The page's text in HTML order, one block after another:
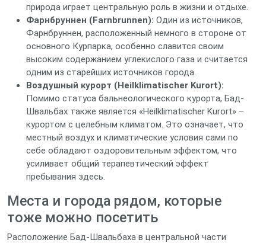
природа играет центральную роль в жизни и отдыхе.
Фарнбруннен (Farnbrunnen): Один из источников,
Фарнбруннен, расположенный немного в стороне от
основного Курпарка, особенно славится своим
высоким содержанием углекислого газа и считается
одним из старейших источников города.
Воздушный курорт (Heilklimatischer Kurort):
Помимо статуса бальнеологического курорта, Бад-
Швальбах также является «Heilklimatischer Kurort» –
курортом с целебным климатом. Это означает, что
местный воздух и климатические условия сами по
себе обладают оздоровительным эффектом, что
усиливает общий терапевтический эффект
пребывания здесь.
Места и города рядом, которые
тоже можно посетить
Расположение Бад-Швальбаха в центральной части